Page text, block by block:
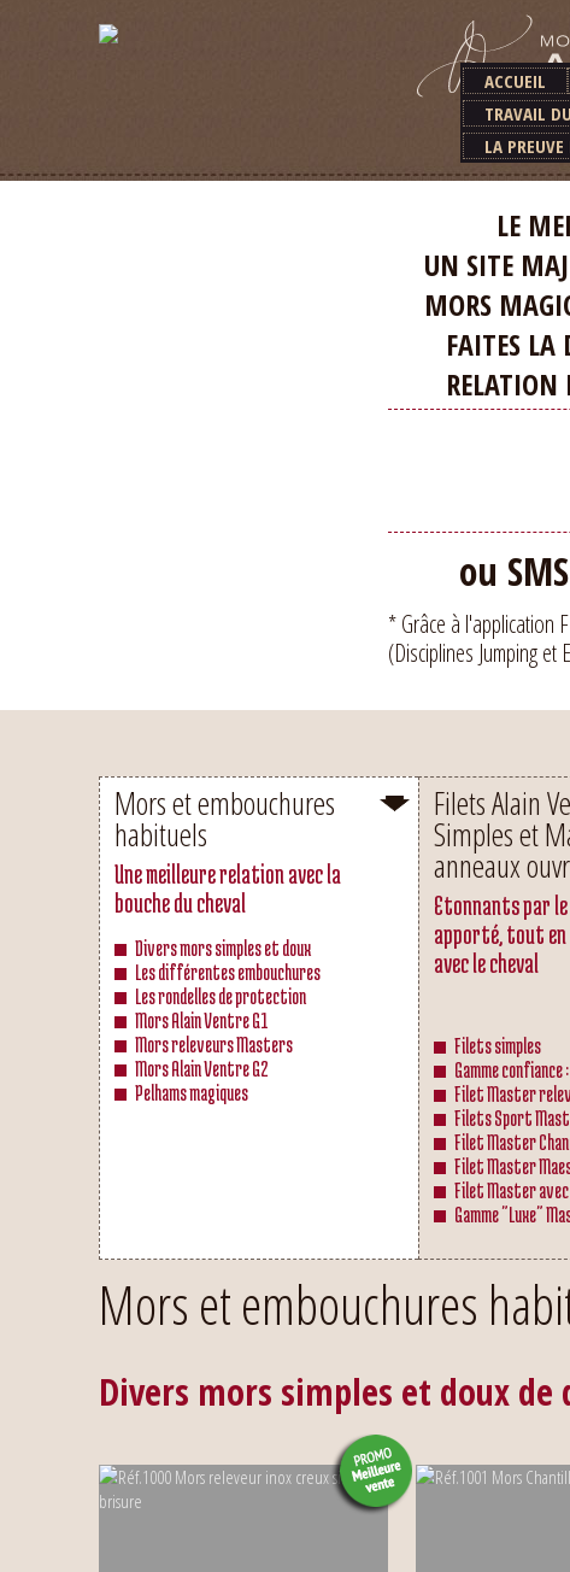
ACCUEIL
TRAVAIL
LA
LE
UN SITE
MORS
FAITES LA
RELATION
ou
* Grâce à l'application
(Disciplines Jumping et
Mors et embouchures
habituels
Une meilleure relation avec la
bouche du cheval
Divers mors simples et doux
Les différentes embouchures
Les rondelles de protection
Mors Alain Ventre G1
Mors releveurs Masters
Mors Alain Ventre G2
Pelhams magiques
Filets Alain
Simples et
anneaux
Etonnants par
apporté, tout
avec le cheval
Filets simples
Gamme
Filet Master
Filets Sport
Filet Master
Filet Master
Filet Master avec
Gamme "Luxe"
Mors et embouchures
Divers mors simples et doux de